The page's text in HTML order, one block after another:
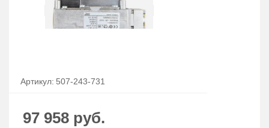
Артикул: 507-243-731
97 958 руб.